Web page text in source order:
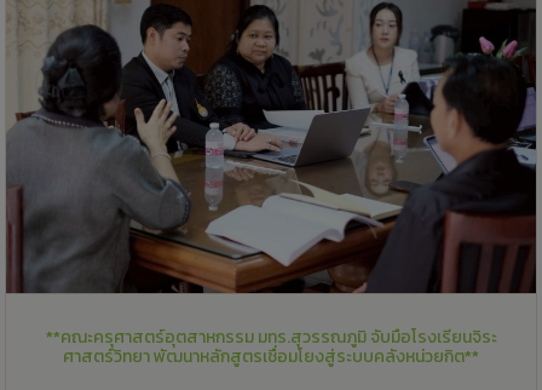
**คณะครุศาสตร์อุตสาหกรรม มทร.สุวรรณภูมิ จับมือโรงเรียนจิระ
ศาสตร์วิทยา พัฒนาหลักสูตรเชื่อมโยงสู่ระบบคลังหน่วยกิต**